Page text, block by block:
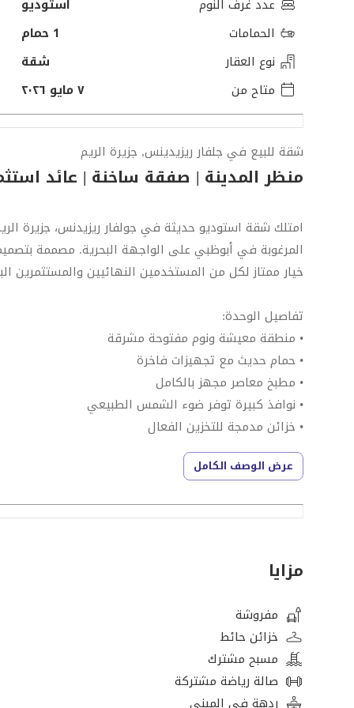
عدد غرف النوم
استوديو
الحمامات
1 حمام
نوع العقار
شقة
متاح من
٧ مايو ٢٠٢٦
شقة للبيع في جلفار ريزيدينس, جزيرة الريم
منظر المدينة | صفقة ساخنة | عائد
امتلك شقة استوديو حديثة في جولفار ريزيدنس، جزيرة
المرغوبة في أبوظبي على الواجهة البحرية. مصممة
خيار ممتاز لكل من المستخدمين النهائيين والمستثمرين
تفاصيل الوحدة:
• منطقة معيشة ونوم مفتوحة مشرقة
• حمام حديث مع تجهيزات فاخرة
• مطبخ معاصر مجهز بالكامل
• نوافذ كبيرة توفر ضوء الشمس الطبيعي
• خزائن مدمجة للتخزين الفعال
• تصميم جيد يحسّن المساحة والراحة
• تشطيبات أنيقة في جميع أنحاء الوحدة
المرافق:
• صالة رياضية مجهزة بالكامل
• مناطق ترفيهية ذات مناظر طبيعية
• أمن وكاميرات مراقبة على مدار الساعة طوال أيام الأسبوع
• موقف سيارات مغطى
• متاجر تجزئة ومطاعم قريبة
مزايا الموقع الممتاز:
عرض الوصف الكامل
مزايا
مفروشة
خزائن حائط
مسبح مشترك
صالة رياضة مشتركة
ردهة في المبنى